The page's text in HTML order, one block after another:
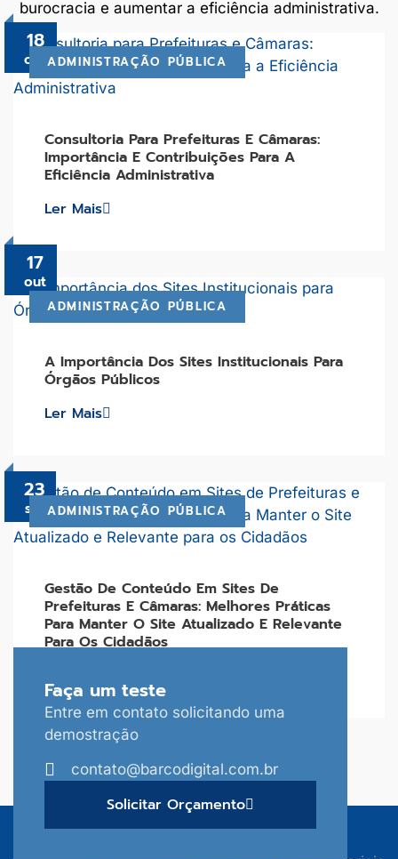
burocracia e aumentar a eficiência administrativa.
18
out ADMINISTRAÇÃO PÚBLICA
Consultoria Para Prefeituras E Câmaras:
Importância E Contribuições Para A
Eficiência Administrativa
Ler Mais
17
out
ADMINISTRAÇÃO PÚBLICA
A Importância Dos Sites Institucionais Para
Órgãos Públicos
Ler Mais
23
set ADMINISTRAÇÃO PÚBLICA
Gestão De Conteúdo Em Sites De
Prefeituras E Câmaras: Melhores Práticas
Para Manter O Site Atualizado E Relevante
Para Os Cidadãos
Ver todos os blogs
Faça um teste
Entre em contato solicitando uma
demostração
contato@barcodigital.com.br
Solicitar Orçamento